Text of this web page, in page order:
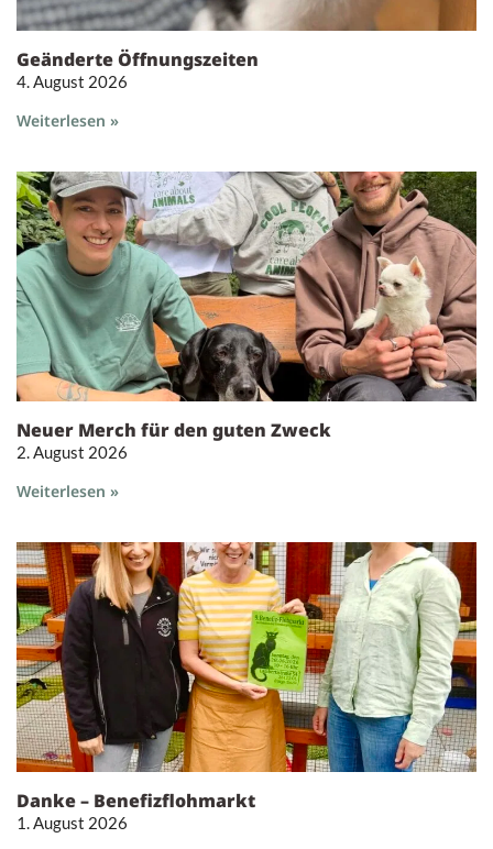
Geänderte Öffnungszeiten
4. August 2026
Weiterlesen »
Neuer Merch für den guten Zweck
2. August 2026
Weiterlesen »
Danke – Benefizflohmarkt
1. August 2026